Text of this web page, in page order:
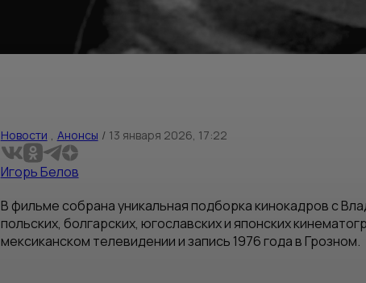
Новости , Анонсы / 13 января 2026, 17:22
Игорь Белов
В фильме собрана уникальная подборка кинокадров с
польских, болгарских, югославских и японских
мексиканском телевидении и запись 1976 года в Грозном.